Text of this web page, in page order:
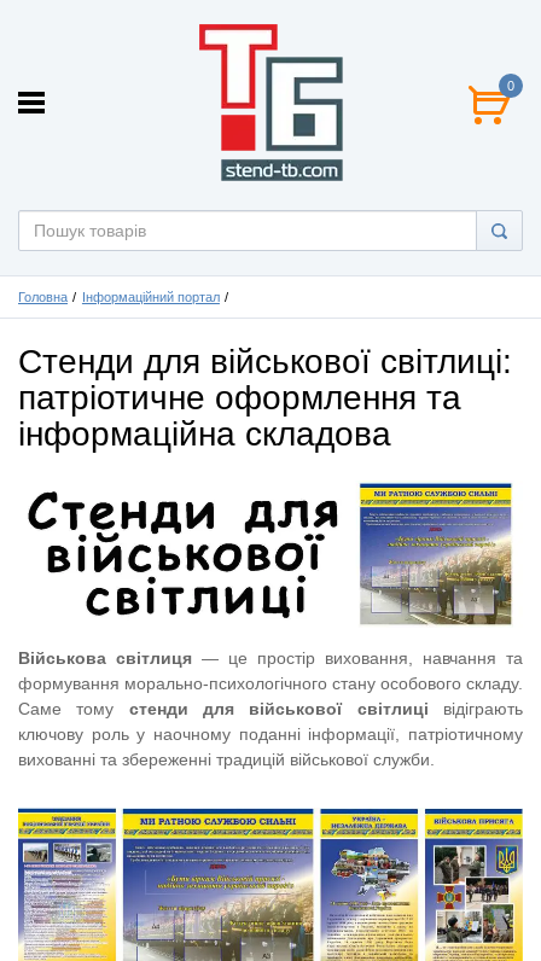
0
Головна Інформаційний портал
Стенди для військової світлиці:
патріотичне оформлення та
інформаційна складова
Військова світлиця — це простір виховання, навчання та
формування морально-психологічного стану особового складу.
Саме тому стенди для військової світлиці відіграють
ключову роль у наочному поданні інформації, патріотичному
вихованні та збереженні традицій військової служби.